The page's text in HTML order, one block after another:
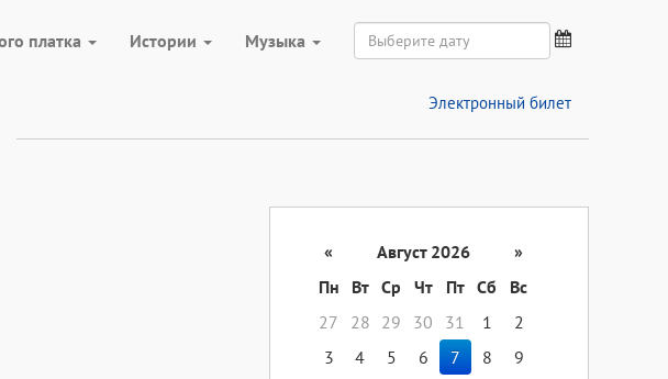
платка Истории Музыка
Электронный билет
« Август 2026
»
Пн
Вт Ср Чт Пт Сб
Вс
27
28 29 30 31 1
2
3
4 5 6 7 8
9